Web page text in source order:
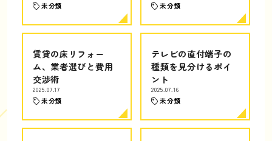
未分類 未分類
賃貸の床リフォー
ム、業者選びと費用
交渉術
2025.07.17
未分類
テレビの直付端子の
種類を見分けるポイ
ント
2025.07.16
未分類